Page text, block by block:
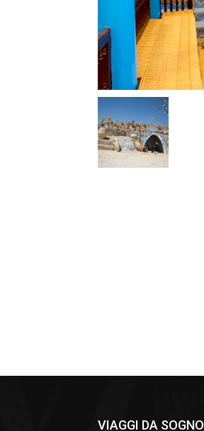
VIAGGI DA SOGNO